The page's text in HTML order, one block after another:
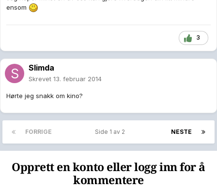
ensom
3
Slimda
Skrevet 13. februar 2014
Hørte jeg snakk om kino?
FORRIGE NESTE
Side 1 av 2
Opprett en konto eller logg inn for å
kommentere